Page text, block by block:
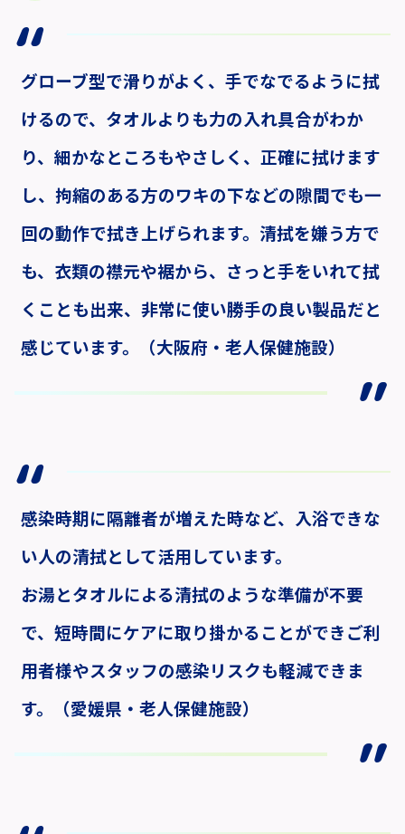
グローブ型で滑りがよく、手でなでるように拭
けるので、タオルよりも力の入れ具合がわか
り、細かなところもやさしく、正確に拭けます
し、拘縮のある方のワキの下などの隙間でも一
回の動作で拭き上げられます。清拭を嫌う方で
も、衣類の襟元や裾から、さっと手をいれて拭
くことも出来、非常に使い勝手の良い製品だと
感じています。（大阪府・老人保健施設）
感染時期に隔離者が増えた時など、入浴できな
い人の清拭として活用しています。
お湯とタオルによる清拭のような準備が不要
で、短時間にケアに取り掛かることができご利
用者様やスタッフの感染リスクも軽減できま
す。（愛媛県・老人保健施設）